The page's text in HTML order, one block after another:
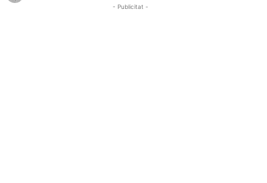
- Publicitat -